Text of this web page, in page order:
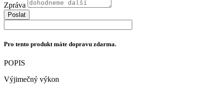
Zpráva
Poslat
Pro tento produkt máte dopravu zdarma.
POPIS
Výjimečný výkon